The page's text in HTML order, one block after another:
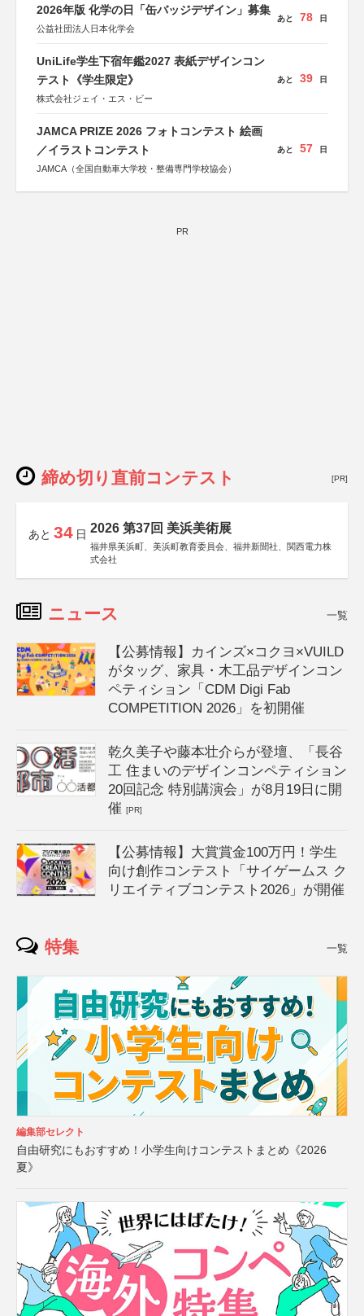
2026年版 化学の日「缶バッジデザイン」募集
公益社団法人日本化学会
あと 78 日
UniLife学生下宿年鑑2027 表紙デザインコン
テスト《学生限定》
株式会社ジェイ・エス・ビー
あと 39 日
JAMCA PRIZE 2026 フォトコンテスト 絵画
／イラストコンテスト
JAMCA（全国自動車大学校・整備専門学校協会）
あと 57 日
PR
締め切り直前コンテスト [PR]
あと 34 日 2026 第37回 美浜美術展
福井県美浜町、美浜町教育委員会、福井新聞社、関西電力株
式会社
ニュース 一覧
【公募情報】カインズ×コクヨ×VUILD
がタッグ、家具・木工品デザインコン
ペティション「CDM Digi Fab
COMPETITION 2026」を初開催
乾久美子や藤本壮介らが登壇、「長谷
工 住まいのデザインコンペティション
20回記念 特別講演会」が8月19日に開
催[PR]
【公募情報】大賞賞金100万円！学生
向け創作コンテスト「サイゲームス ク
リエイティブコンテスト2026」が開催
特集 一覧
編集部セレクト
自由研究にもおすすめ！小学生向けコンテストまとめ《2026
夏》